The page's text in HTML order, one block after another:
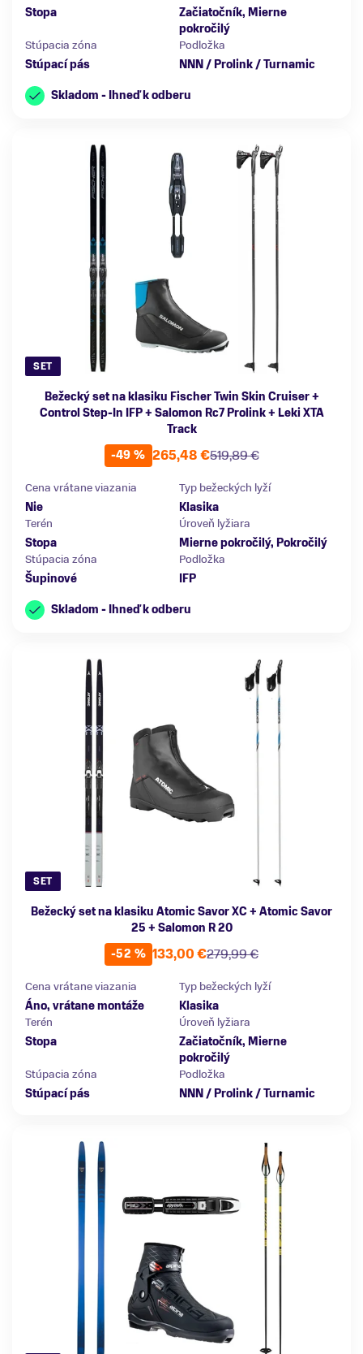
Stopa
Začiatočník, Mierne
pokročilý
Stúpacia zóna
Stúpací pás
Podložka
NNN / Prolink / Turnamic
Skladom - Ihneď k odberu
SET
Bežecký set na klasiku Fischer Twin Skin Cruiser +
Control Step-In IFP + Salomon Rc7 Prolink + Leki XTA
Track
-49 %
519,89 €
265,48 €
Cena vrátane viazania
Nie
Typ bežeckých lyží
Klasika
Terén
Stopa
Úroveň lyžiara
Mierne pokročilý, Pokročilý
Stúpacia zóna
Šupinové
Podložka
IFP
Skladom - Ihneď k odberu
SET
Bežecký set na klasiku Atomic Savor XC + Atomic Savor
25 + Salomon R 20
-52 %
279,99 €
133,00 €
Cena vrátane viazania
Áno, vrátane montáže
Typ bežeckých lyží
Klasika
Terén
Stopa
Úroveň lyžiara
Začiatočník, Mierne
pokročilý
Stúpacia zóna
Stúpací pás
Podložka
NNN / Prolink / Turnamic